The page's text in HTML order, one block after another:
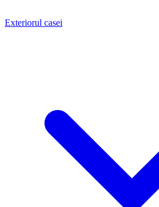
Exteriorul casei